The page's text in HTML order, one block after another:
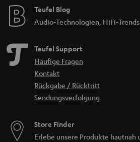
Teufel Blog
Audio-Technologien, HiFi-
Teufel Support
Häufige Fragen
Kontakt
Rückgabe / Rücktritt
Sendungsverfolgung
Store Finder
Erlebe unsere Produkte hautnah